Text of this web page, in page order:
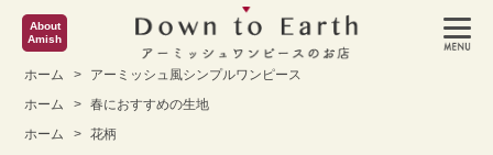
About
Amish
ホーム >
アーミッシュ風シンプルワンピース
ホーム
> 春におすすめの生地
ホーム
> 花柄